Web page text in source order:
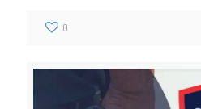
0